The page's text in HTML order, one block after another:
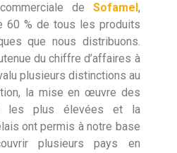
de Sofamel,
60 % de tous les produits
que nous distribuons.
du chiffre d’affaires à
plusieurs distinctions au
la mise en œuvre des
les plus élevées et la
ont permis à notre base
plusieurs pays en